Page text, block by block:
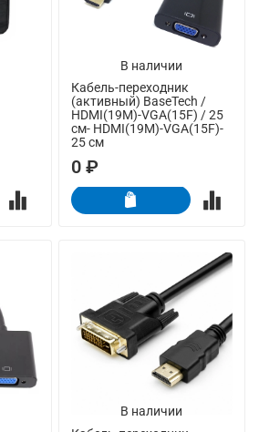
В наличии
Кабель-переходник
(активный) BaseTech /
HDMI(19M)-VGA(15F) / 25
см- HDMI(19M)-VGA(15F)-
25 см
0 ₽
В наличии